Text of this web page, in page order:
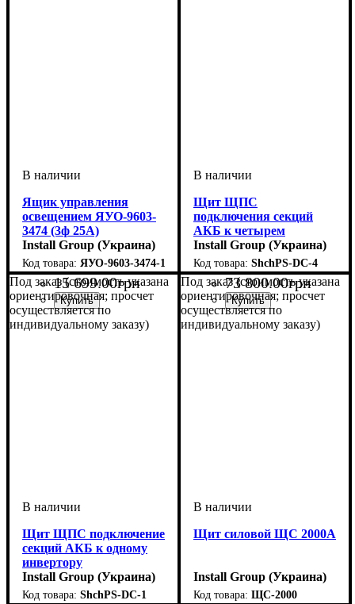
Ящик управления
освещением ЯУО-9603-
3474 (3ф 25А)
Install Group (Украина)
ЯУО-9603-3474-1
15 699.00грн
Щит ЩПС
подключения секций
АКБ к четырем
инверторам
Install Group (Украина)
ShchPS-DC-4
73 800.00грн
Под заказ (стоимость указана
ориентировочная; просчет
осуществляется по
индивидуальному заказу)
Щит ЩПС подключение
секций АКБ к одному
инвертору
Install Group (Украина)
ShchPS-DC-1
Под заказ (стоимость указана
ориентировочная; просчет
осуществляется по
индивидуальному заказу)
Щит силовой ЩС 2000А
Install Group (Украина)
ЩС-2000